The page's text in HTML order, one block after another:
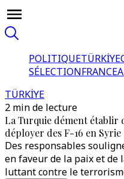
POLITIQUETÜRKİYE
SÉLECTIONFRANCE
TÜRKİYE
2 min de lecture
La Turquie dément établir
déployer des F-16 en Syrie
Des responsables
en faveur de la paix et
luttant contre le